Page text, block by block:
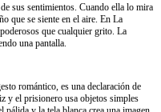
sus sentimientos. Cuando ella lo mira
que se siente en el aire. En La
que cualquier grito. La
una pantalla.
romántico, es una declaración de
y el prisionero usa objetos simples